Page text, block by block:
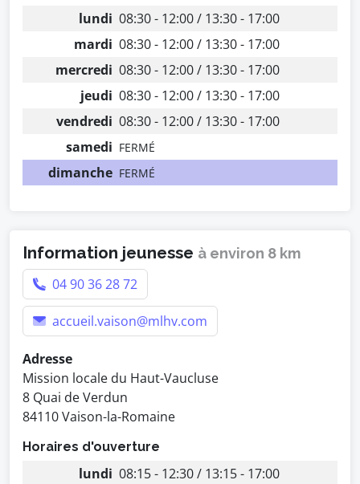
lundi 08:30 - 12:00 / 13:30 - 17:00
mardi 08:30 - 12:00 / 13:30 - 17:00
mercredi 08:30 - 12:00 / 13:30 - 17:00
jeudi 08:30 - 12:00 / 13:30 - 17:00
vendredi 08:30 - 12:00 / 13:30 - 17:00
samedi FERMÉ
dimanche FERMÉ
Information jeunesse à environ 8 km
04 90 36 28 72
accueil.vaison@mlhv.com
Adresse
Mission locale du Haut-Vaucluse
8 Quai de Verdun
84110 Vaison-la-Romaine
Horaires d'ouverture
lundi 08:15 - 12:30 / 13:15 - 17:00